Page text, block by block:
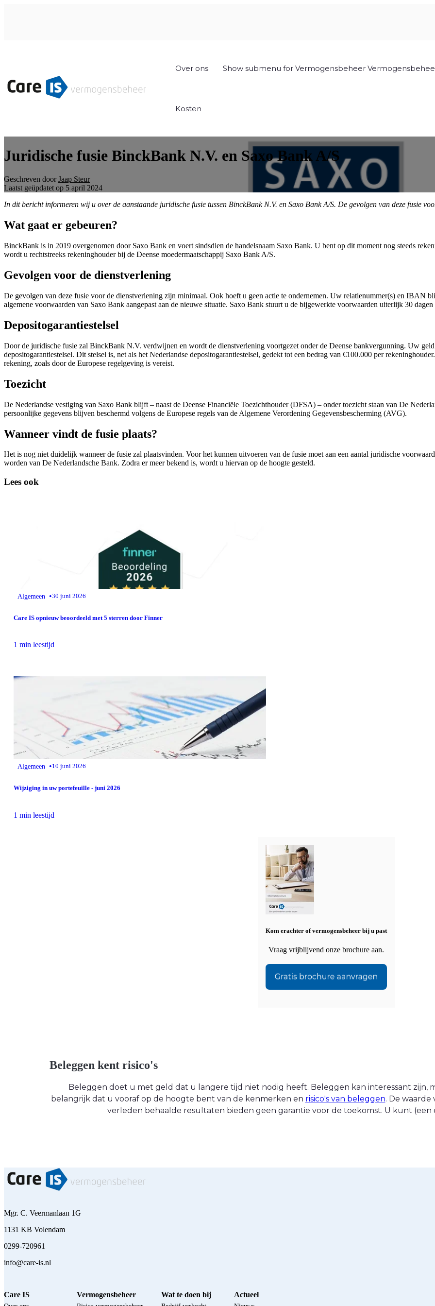
Over ons Show submenu for Vermogensbeheer
Kosten
Juridische fusie BinckBank N.V. en Saxo Bank A/S
Geschreven doorJaap Steur
Laatst geüpdatet op 5 april 2024
In dit bericht informeren wij u over de aanstaande juridische fusie tussen BinckBank N.V. en Saxo Bank A/S. De gevolgen van deze fusie
Wat gaat er gebeuren?
BinckBank is in 2019 overgenomen door Saxo Bank en voert sindsdien de handelsnaam Saxo Bank. U bent op dit moment nog steeds
wordt u rechtstreeks rekeninghouder bij de Deense moedermaatschappij Saxo Bank A/S.
Gevolgen voor de dienstverlening
De gevolgen van deze fusie voor de dienstverlening zijn minimaal. Ook hoeft u geen actie te ondernemen. Uw relatienummer(s) en IBAN
algemene voorwaarden van Saxo Bank aangepast aan de nieuwe situatie. Saxo Bank stuurt u de bijgewerkte voorwaarden uiterlijk 30
Depositogarantiestelsel
Door de juridische fusie zal BinckBank N.V. verdwijnen en wordt de dienstverlening voortgezet onder de Deense bankvergunning. Uw
depositogarantiestelsel. Dit stelsel is, net als het Nederlandse depositogarantiestelsel, gedekt tot een bedrag van €100.000 per
rekening, zoals door de Europese regelgeving is vereist.
Toezicht
De Nederlandse vestiging van Saxo Bank blijft – naast de Deense Financiële Toezichthouder (DFSA) – onder toezicht staan van De
persoonlijke gegevens blijven beschermd volgens de Europese regels van de Algemene Verordening Gegevensbescherming (AVG).
Wanneer vindt de fusie plaats?
Het is nog niet duidelijk wanneer de fusie zal plaatsvinden. Voor het kunnen uitvoeren van de fusie moet aan een aantal juridische
worden van De Nederlandsche Bank. Zodra er meer bekend is, wordt u hiervan op de hoogte gesteld.
Lees ook
Algemeen •30 juni 2026
Care IS opnieuw beoordeeld met 5 sterren door Finner
1 min leestijd
Algemeen •10 juni 2026
Wijziging in uw portefeuille - juni 2026
1 min leestijd
Kom erachter of vermogensbeheer bij u past
Vraag vrijblijvend onze brochure aan.
Beleggen kent risico's
Beleggen doet u met geld dat u langere tijd niet nodig heeft. Beleggen kan interessant zijn,
belangrijk dat u vooraf op de hoogte bent van de kenmerken en risico's van beleggen. De
verleden behaalde resultaten bieden geen garantie voor de toekomst. U kunt (een
Mgr. C. Veermanlaan 1G
1131 KB Volendam
0299-720961
info@care-is.nl
Care IS Vermogensbeheer Wat te doen bij Actueel